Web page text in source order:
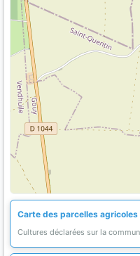
Carte des parcelles agricoles
Cultures déclarées sur la